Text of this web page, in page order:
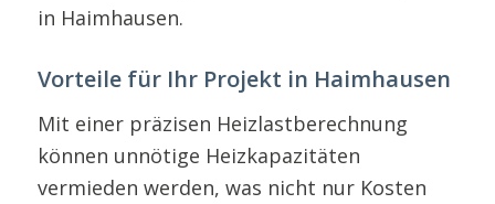
in Haimhausen.
Vorteile für Ihr Projekt in Haimhausen
Mit einer präzisen Heizlastberechnung
können unnötige Heizkapazitäten
vermieden werden, was nicht nur Kosten